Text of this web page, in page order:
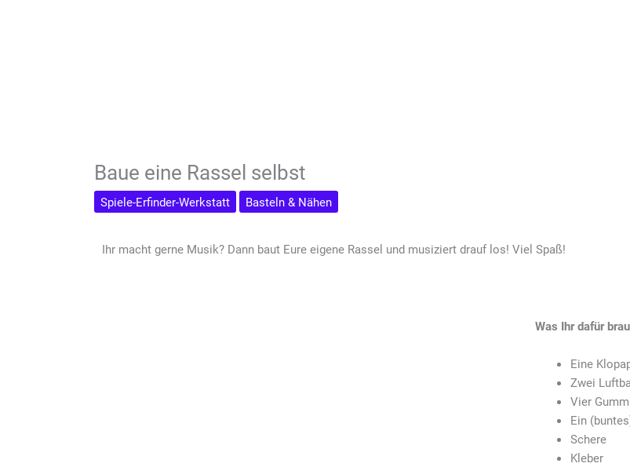
Baue eine Rassel selbst
Spiele-Erfinder-Werkstatt Basteln & Nähen
Ihr macht gerne Musik? Dann baut Eure eigene Rassel und musiziert drauf los! Viel Spaß!
Was Ihr dafür
Eine
Zwei
Vier
Ein
Schere
Kleber